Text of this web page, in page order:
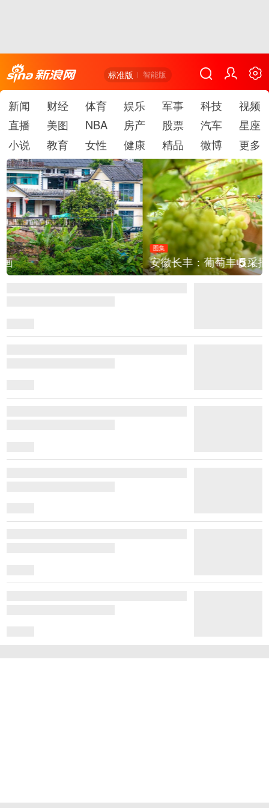
标准版 智能版
新闻 财经 体育 娱乐 军事 科技
视频
直播
美图 NBA 房产 股票 汽车
星座
小说
教育 女性 健康 精品 微博 更多
图集
安徽长丰：葡萄丰收采摘忙 5/6